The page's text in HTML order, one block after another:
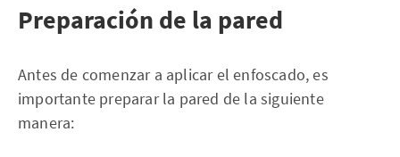
Preparación de la pared
Antes de comenzar a aplicar el enfoscado, es
importante preparar la pared de la siguiente
manera: